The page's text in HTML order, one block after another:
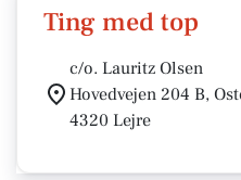
Ting med top
c/o. Lauritz Olsen
Hovedvejen 204 B,
4320 Lejre